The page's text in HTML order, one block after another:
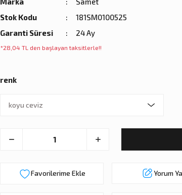
Stok Kodu
181SM0100525
Garanti Süresi
24 Ay
*28,04 TL den başlayan taksitlerle!!
renk
Yorum